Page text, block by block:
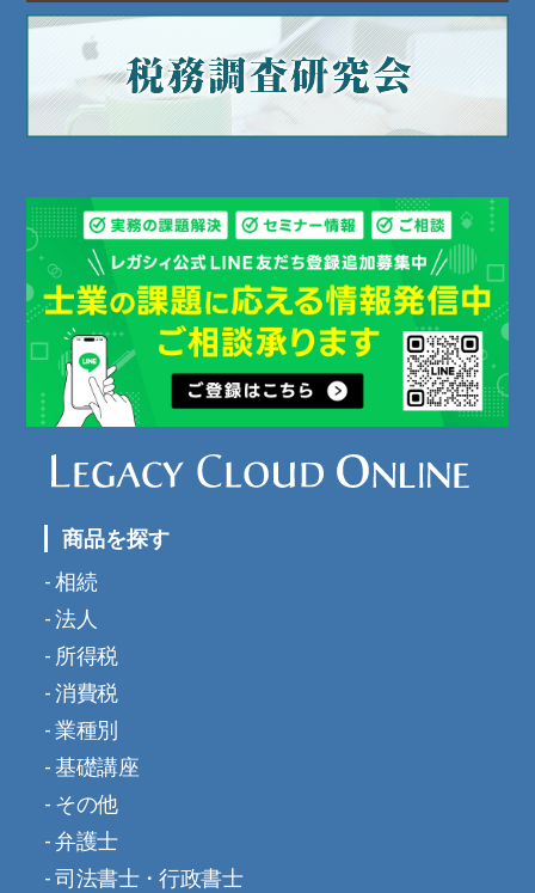
商品を探す
相続
法人
所得税
消費税
業種別
基礎講座
その他
弁護士
司法書士・行政書士